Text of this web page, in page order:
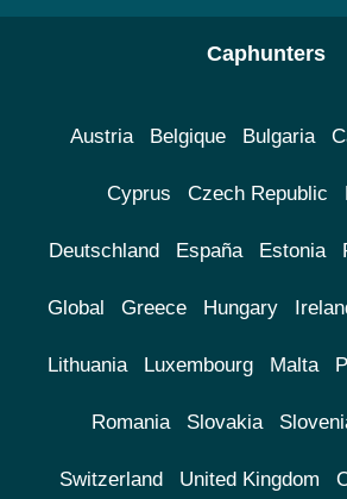
Caphunters
Austria Belgique Bulgaria
Cyprus Czech Republic
Deutschland España Estonia
Global Greece Hungary
Lithuania Luxembourg Malta
Romania Slovakia
Switzerland United Kingdom